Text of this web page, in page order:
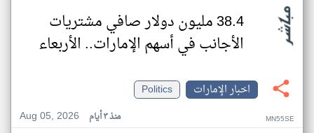
38.4 مليون دولار صافي مشتريات
الأجانب في أسهم الإمارات.. الأربعاء
اخبار الإمارات
Politics
Aug 05, 2026
منذ ٣ أيام MN55SE